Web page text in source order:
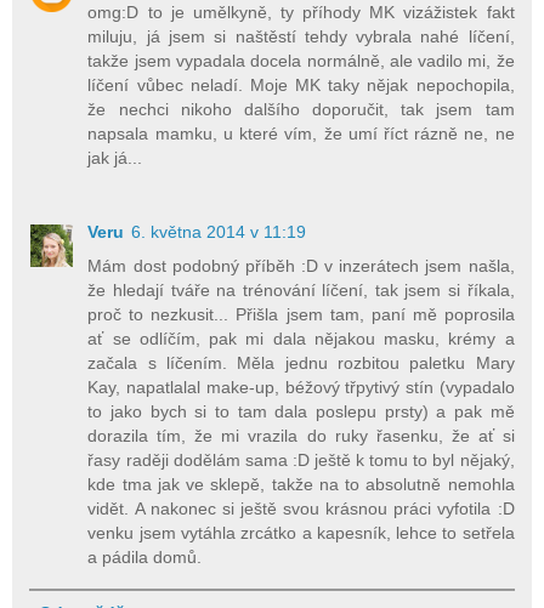
omg:D to je umělkyně, ty příhody MK vizážistek fakt
miluju, já jsem si naštěstí tehdy vybrala nahé líčení,
takže jsem vypadala docela normálně, ale vadilo mi, že
líčení vůbec neladí. Moje MK taky nějak nepochopila,
že nechci nikoho dalšího doporučit, tak jsem tam
napsala mamku, u které vím, že umí říct rázně ne, ne
jak já...
Veru 6. května 2014 v 11:19
Mám dost podobný příběh :D v inzerátech jsem našla,
že hledají tváře na trénování líčení, tak jsem si říkala,
proč to nezkusit... Přišla jsem tam, paní mě poprosila
ať se odlíčím, pak mi dala nějakou masku, krémy a
začala s líčením. Měla jednu rozbitou paletku Mary
Kay, napatlalal make-up, béžový třpytivý stín (vypadalo
to jako bych si to tam dala poslepu prsty) a pak mě
dorazila tím, že mi vrazila do ruky řasenku, že ať si
řasy raději dodělám sama :D ještě k tomu to byl nějaký,
kde tma jak ve sklepě, takže na to absolutně nemohla
vidět. A nakonec si ještě svou krásnou práci vyfotila :D
venku jsem vytáhla zrcátko a kapesník, lehce to setřela
a pádila domů.